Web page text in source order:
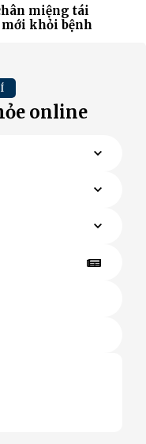
miệng tái
khỏi bệnh
online